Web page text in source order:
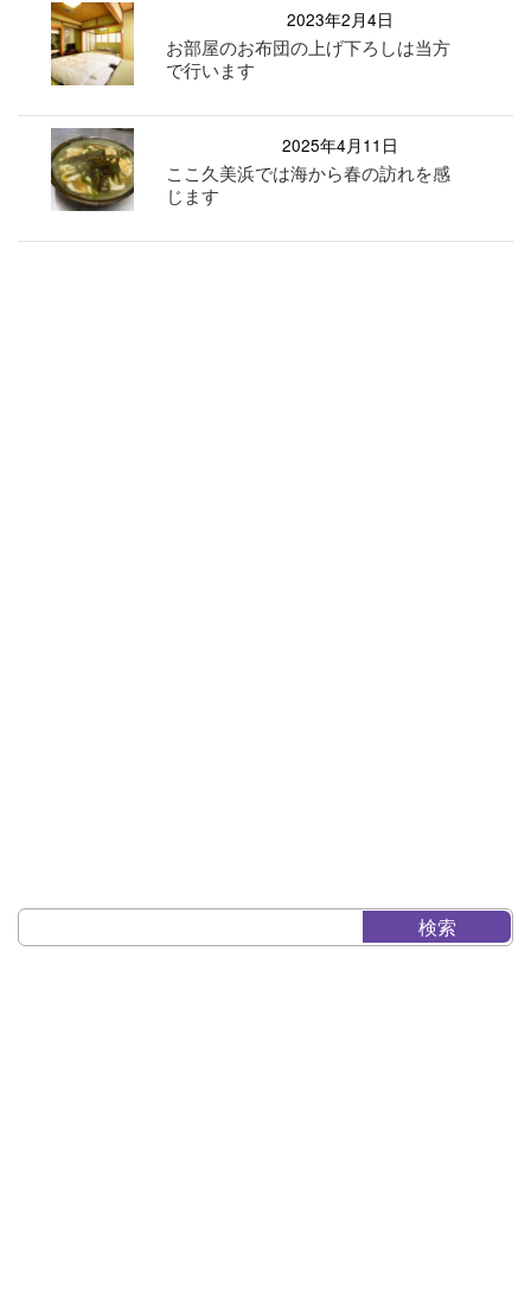
2023年2月4日
お部屋のお布団の上げ下ろしは当方
で行います
2025年4月11日
ここ久美浜では海から春の訪れを感
じます